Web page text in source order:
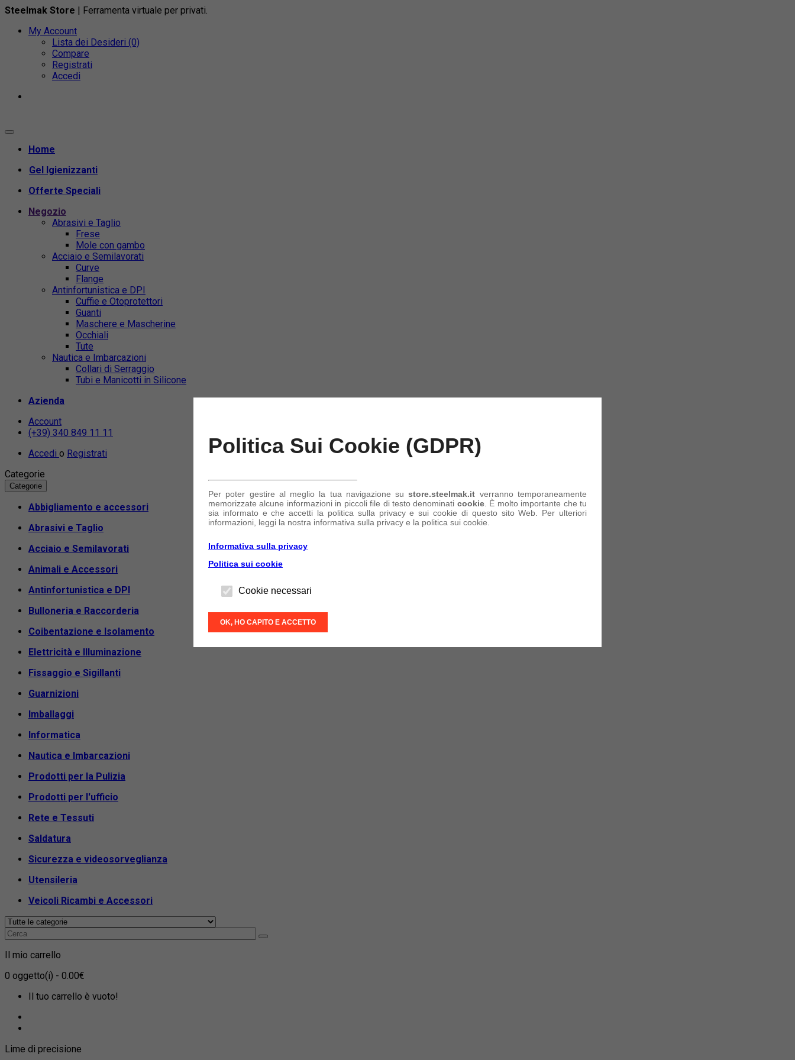
Steelmak Store | Ferramenta virtuale per privati.
My Account
Lista dei Desideri (0)
Compare
Registrati
Accedi
Home
Gel Igienizzanti
Offerte Speciali
Negozio
Abrasivi e Taglio
Frese
Mole con gambo
Acciaio e Semilavorati
Curve
Flange
Antinfortunistica e DPI
Cuffie e Otoprotettori
Guanti
Maschere e Mascherine
Occhiali
Tute
Nautica e Imbarcazioni
Collari di Serraggio
Tubi e Manicotti in Silicone
Azienda
Account
(+39) 340 849 11 11
Accedi o Registrati
Categorie
Categorie
Abbigliamento e accessori
Abrasivi e Taglio
Acciaio e Semilavorati
Animali e Accessori
Antinfortunistica e DPI
Bulloneria e Raccorderia
Coibentazione e Isolamento
Elettricità e Illuminazione
Fissaggio e Sigillanti
Guarnizioni
Imballaggi
Informatica
Nautica e Imbarcazioni
Prodotti per la Pulizia
Prodotti per l'ufficio
Rete e Tessuti
Saldatura
Sicurezza e videosorveglianza
Utensileria
Veicoli Ricambi e Accessori
Il mio carrello
0 oggetto(i) - 0.00€
Il tuo carrello è vuoto!
Lime di precisione
Politica Sui Cookie (GDPR)
Per poter gestire al meglio la tua navigazione sustore.steelmak.it verranno temporaneamente
memorizzate alcune informazioni in piccoli file di testo denominati cookie. È molto importante che tu
sia informato e che accetti la politica sulla privacy e sui cookie di questo sito Web. Per ulteriori
informazioni, leggi la nostra informativa sulla privacy e la politica sui cookie.
Informativa sulla privacy
Politica sui cookie
Cookie necessari
OK, HO CAPITO E ACCETTO